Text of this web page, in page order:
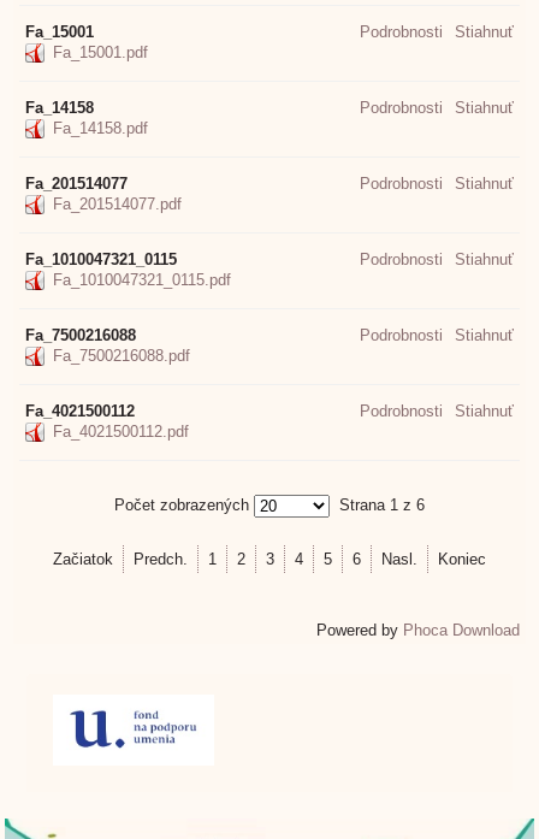
Fa_15001
Fa_15001.pdf
Stiahnuť
Podrobnosti
Fa_14158
Fa_14158.pdf
Stiahnuť
Podrobnosti
Fa_201514077
Fa_201514077.pdf
Stiahnuť
Podrobnosti
Fa_1010047321_0115
Fa_1010047321_0115.pdf
Stiahnuť
Podrobnosti
Fa_7500216088
Fa_7500216088.pdf
Stiahnuť
Podrobnosti
Fa_4021500112
Fa_4021500112.pdf
Stiahnuť
Podrobnosti
Počet zobrazených Strana 1 z 6
Začiatok Predch. 1 2 3 4 5 6 Nasl. Koniec
Powered by Phoca Download